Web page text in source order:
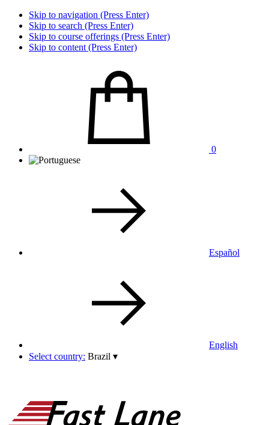
Skip to navigation (Press Enter)
Skip to search (Press Enter)
Skip to course offerings (Press Enter)
Skip to content (Press Enter)
0
Español
English
Select country: Brazil ▾